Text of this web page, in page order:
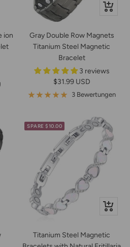
ion
In
Gray Double Row Magnets
Titanium Steel Magnetic
Bracelet
3 reviews
Angebotspreis
$31.99 USD
3 Bewertungen
SPARE $10.00
In
Titanium Steel Magnetic